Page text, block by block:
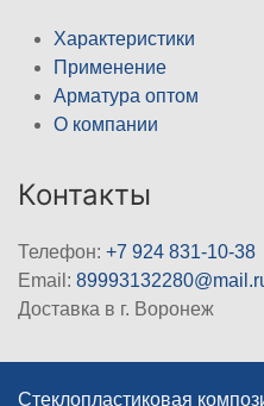
Характеристики
Применение
Арматура оптом
О компании
Контакты
Телефон: +7 924 831-10-38
Email:
Доставка в г. Воронеж
Стеклопластиковая